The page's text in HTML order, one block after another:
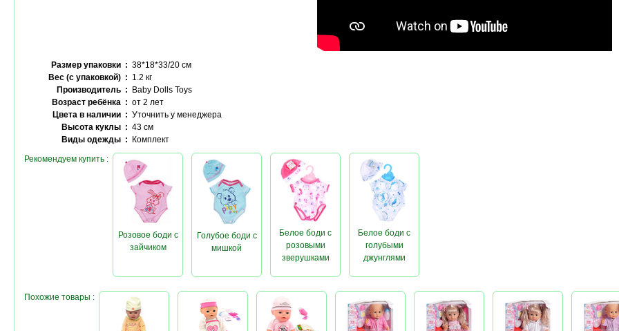
Размер упаковки : 38*18*33/20 см
Вес (с упаковкой) : 1.2 кг
Производитель : Baby Dolls Toys
Возраст ребёнка : от 2 лет
Цвета в наличии : Уточнить у менеджера
Высота куклы : 43 см
Виды одежды : Комплект
Рекомендуем купить :
Розовое боди с
зайчиком
Голубое боди с
мишкой
Белое боди с
розовыми
зверушками
Белое боди с
голубыми
джунглями
Похожие товары :